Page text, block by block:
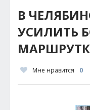
В
УСИЛИТЬ
Мне нравится 0